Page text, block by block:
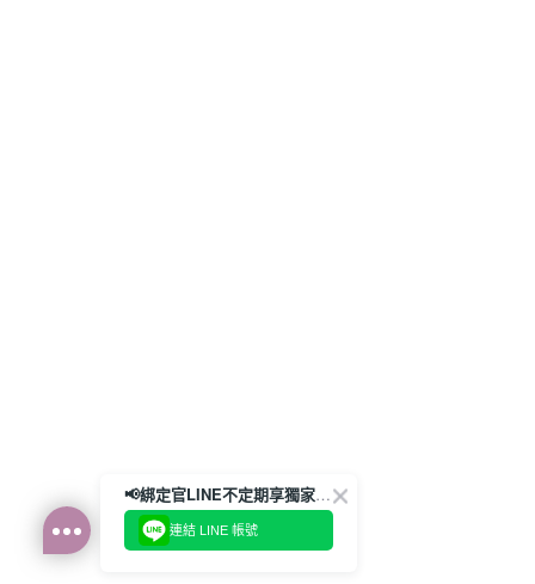
📢綁定官LINE不定期享獨家優惠券
連結 LINE 帳號